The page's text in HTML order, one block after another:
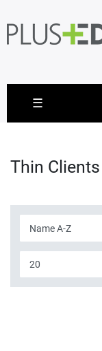
☰
Thin Clients